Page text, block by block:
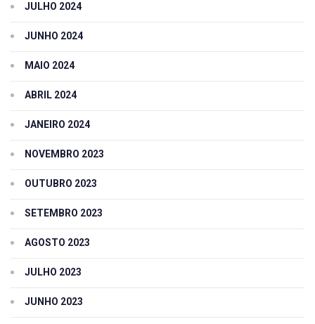
JULHO 2024
JUNHO 2024
MAIO 2024
ABRIL 2024
JANEIRO 2024
NOVEMBRO 2023
OUTUBRO 2023
SETEMBRO 2023
AGOSTO 2023
JULHO 2023
JUNHO 2023